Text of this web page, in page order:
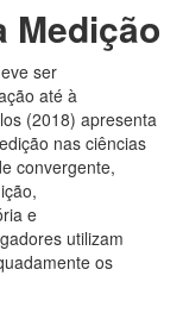
Medição
ser
até à
(2018) apresenta
nas ciências
convergente,
e
utilizam
os